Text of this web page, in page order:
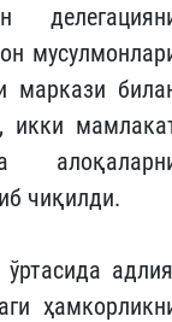
маркази
икки
чиқилди.